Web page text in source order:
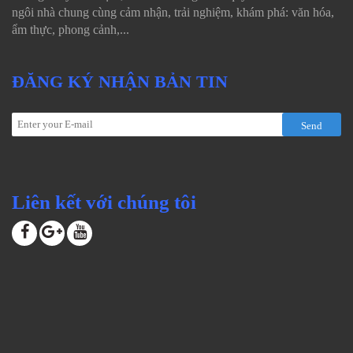
ngôi nhà chung cùng cảm nhận, trải nghiệm, khám phá: văn hóa,
ẩm thực, phong cảnh,...
ĐĂNG KÝ NHẬN BẢN TIN
Send
Liên kết với chúng tôi